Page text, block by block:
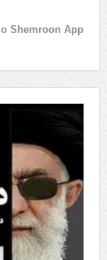
Shemroon App